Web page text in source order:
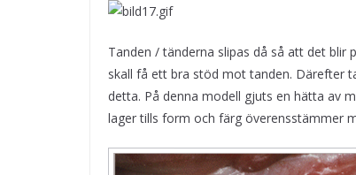
Tanden / tänderna slipas då så att det
skall få ett bra stöd mot tanden. Därefter
detta. På denna modell gjuts en hätta av
lager tills form och färg överensstämmer